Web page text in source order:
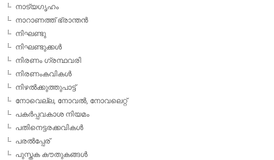
നാട്യഗൃഹം
നാറാണത്ത് ഭ്രാന്തന്‍
നിഘണ്ടു
നിഘണ്ടുക്കള്‍
നിരണം ഗ്രന്ഥവരി
നിരണംകവികള്‍
നിഴല്‍ക്കുത്തുപാട്ട്
നോവെല്ല, നോവല്‍, നോവലെറ്റ്
പകര്‍പ്പവകാശ നിയമം
പതിനെട്ടരക്കവികള്‍
പരല്‍പ്പേര്
പുസ്തക കൗതുകങ്ങള്‍